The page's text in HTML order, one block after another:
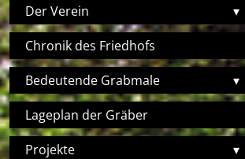
Der Verein
▾
Chronik des Friedhofs
Bedeutende Grabmale
▾
Lageplan der Gräber
Projekte
▾